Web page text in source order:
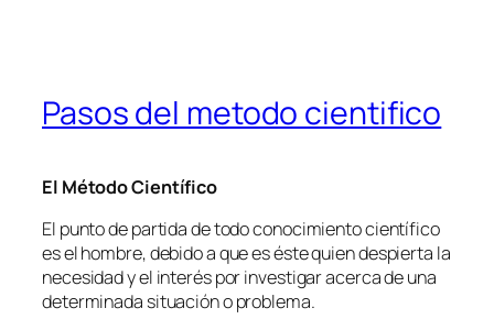
Pasos del metodo cientifico
El Método Científico
El punto de partida de todo conocimiento científico
es el hombre, debido a que es éste quien despierta la
necesidad y el interés por investigar acerca de una
determinada situación o problema.